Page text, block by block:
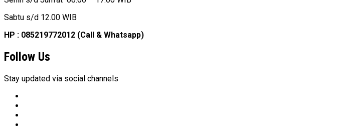
Sabtu s/d 12.00 WIB
HP : 085219772012 (Call & Whatsapp)
Follow Us
Stay updated via social channels